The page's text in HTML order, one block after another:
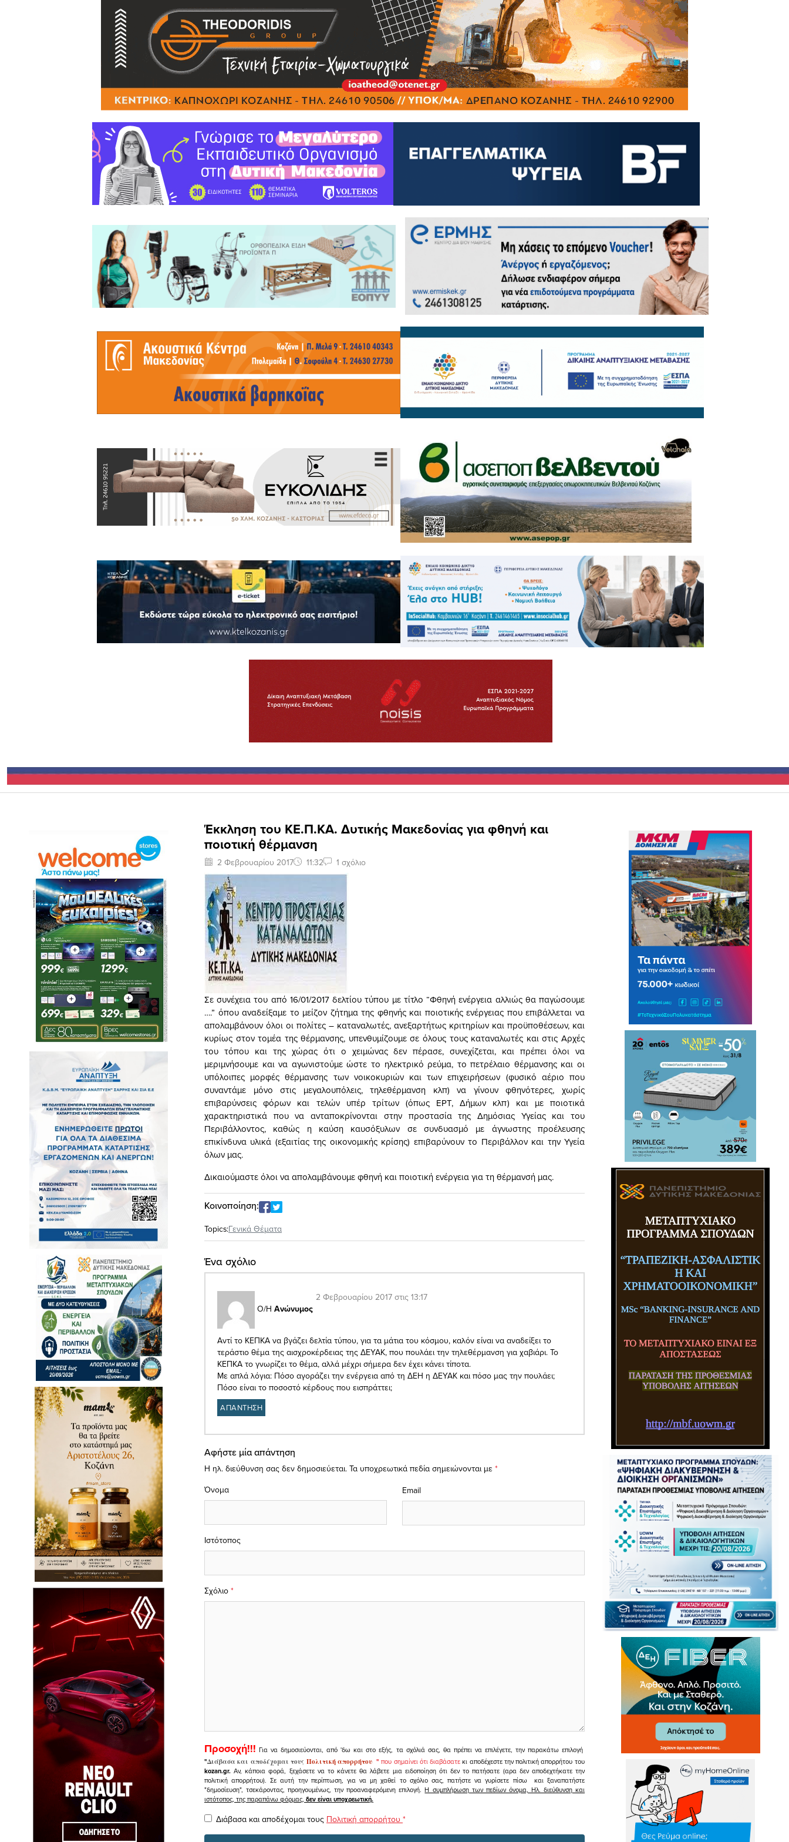
Έκκληση του ΚΕ.Π.ΚΑ. Δυτικής Μακεδονίας για φθηνή και
ποιοτική θέρμανση
2 Φεβρουαρίου 2017 11:32 1 σχόλιο
Σε συνέχεια του από 16/01/2017 δελτίου τύπου με τίτλο “Φθηνή ενέργεια αλλιώς θα παγώσουμε
….” όπου αναδείξαμε το μείζον ζήτημα της φθηνής και ποιοτικής ενέργειας που επιβάλλεται να
απολαμβάνουν όλοι οι πολίτες – καταναλωτές, ανεξαρτήτως κριτηρίων και προϋποθέσεων, και
κυρίως στον τομέα της θέρμανσης, υπενθυμίζουμε σε όλους τους καταναλωτές και στις Αρχές
του τόπου και της χώρας ότι ο χειμώνας δεν πέρασε, συνεχίζεται, και πρέπει όλοι να
μεριμνήσουμε και να αγωνιστούμε ώστε το ηλεκτρικό ρεύμα, το πετρέλαιο θέρμανσης και οι
υπόλοιπες μορφές θέρμανσης των νοικοκυριών και των επιχειρήσεων (φυσικό αέριο που
συναντάμε μόνο στις μεγαλουπόλεις, τηλεθέρμανση κλπ) να γίνουν φθηνότερες, χωρίς
επιβαρύνσεις φόρων και τελών υπέρ τρίτων (όπως ΕΡΤ, Δήμων κλπ) και με ποιοτικά
χαρακτηριστικά που να ανταποκρίνονται στην προστασία της Δημόσιας Υγείας και του
Περιβάλλοντος, καθώς η καύση καυσόξυλων σε συνδυασμό με άγνωστης προέλευσης
επικίνδυνα υλικά (εξαιτίας της οικονομικής κρίσης) επιβαρύνουν το Περιβάλλον και την Υγεία
όλων μας.
Δικαιούμαστε όλοι να απολαμβάνουμε φθηνή και ποιοτική ενέργεια για τη θέρμανσή μας.
Κοινοποίηση:
Topics:Γενικά Θέματα
Ένα σχόλιο
Ο/Η Ανώνυμος
2 Φεβρουαρίου 2017 στις 13:17
Αντί το ΚΕΠΚΑ να βγάζει δελτία τύπου, για τα μάτια του κόσμου, καλόν είναι να αναδείξει το
τεράστιο θέμα της αισχροκέρδειας της ΔΕΥΑΚ, που πουλάει την τηλεθέρμανση για χαβιάρι. Το
ΚΕΠΚΑ το γνωρίζει το θέμα, αλλά μέχρι σήμερα δεν έχει κάνει τίποτα.
Με απλά λόγια: Πόσο αγοράζει την ενέργεια από τη ΔΕΗ η ΔΕΥΑΚ και πόσο μας την πουλάει;
Πόσο είναι το ποσοστό κέρδους που εισπράττει;
ΑΠΑΝΤΗΣΗ
Αφήστε μία απάντηση
Η ηλ. διεύθυνση σας δεν δημοσιεύεται. Τα υποχρεωτικά πεδία σημειώνονται με *
Σχόλιο *
Όνομα Email
Ιστότοπος
Προσοχή!!! Για να δημοσιεύονται, από 'δω και στο εξής, τα σχόλιά σας, θα πρέπει να επιλέγετε, την παρακάτω επιλογή
"Διάβασα και αποδέχομαι τουςΠολιτική απορρήτου " που σημαίνει ότι διαβάσατεκι αποδέχεστε την πολιτική απορρήτου του
kozan.gr. Αν, κάποια φορά, ξεχάσετε να το κάνετε θα λάβετε μια ειδοποίηση ότι δεν το πατήσατε (αρα δεν αποδεχτήκατε την
πολιτική απορρήτου). Σε αυτή την περίπτωση, για να μη χαθεί το σχόλιο σας, πατήστε να γυρίσετε πίσω και ξαναπατήστε
"δημοσίευση", τσεκάροντας, προηγουμένως, την προαναφερόμενη επιλογή.Η συμπλήρωση των πεδίων όνομα, Ηλ. διεύθυνση και
ιστότοπος, της παραπάνω φόρμας, δεν είναι υποχρεωτική.
Διάβασα και αποδέχομαι τους Πολιτική απορρήτου *